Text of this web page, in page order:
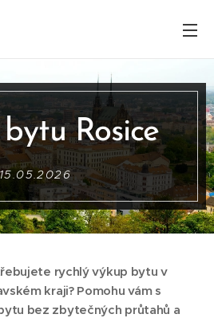
Rosice
rychlý výkup bytu v
kraji? Pomohu vám s
bez zbytečných průtahů a